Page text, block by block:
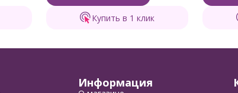
Купить в 1 клик
Информация